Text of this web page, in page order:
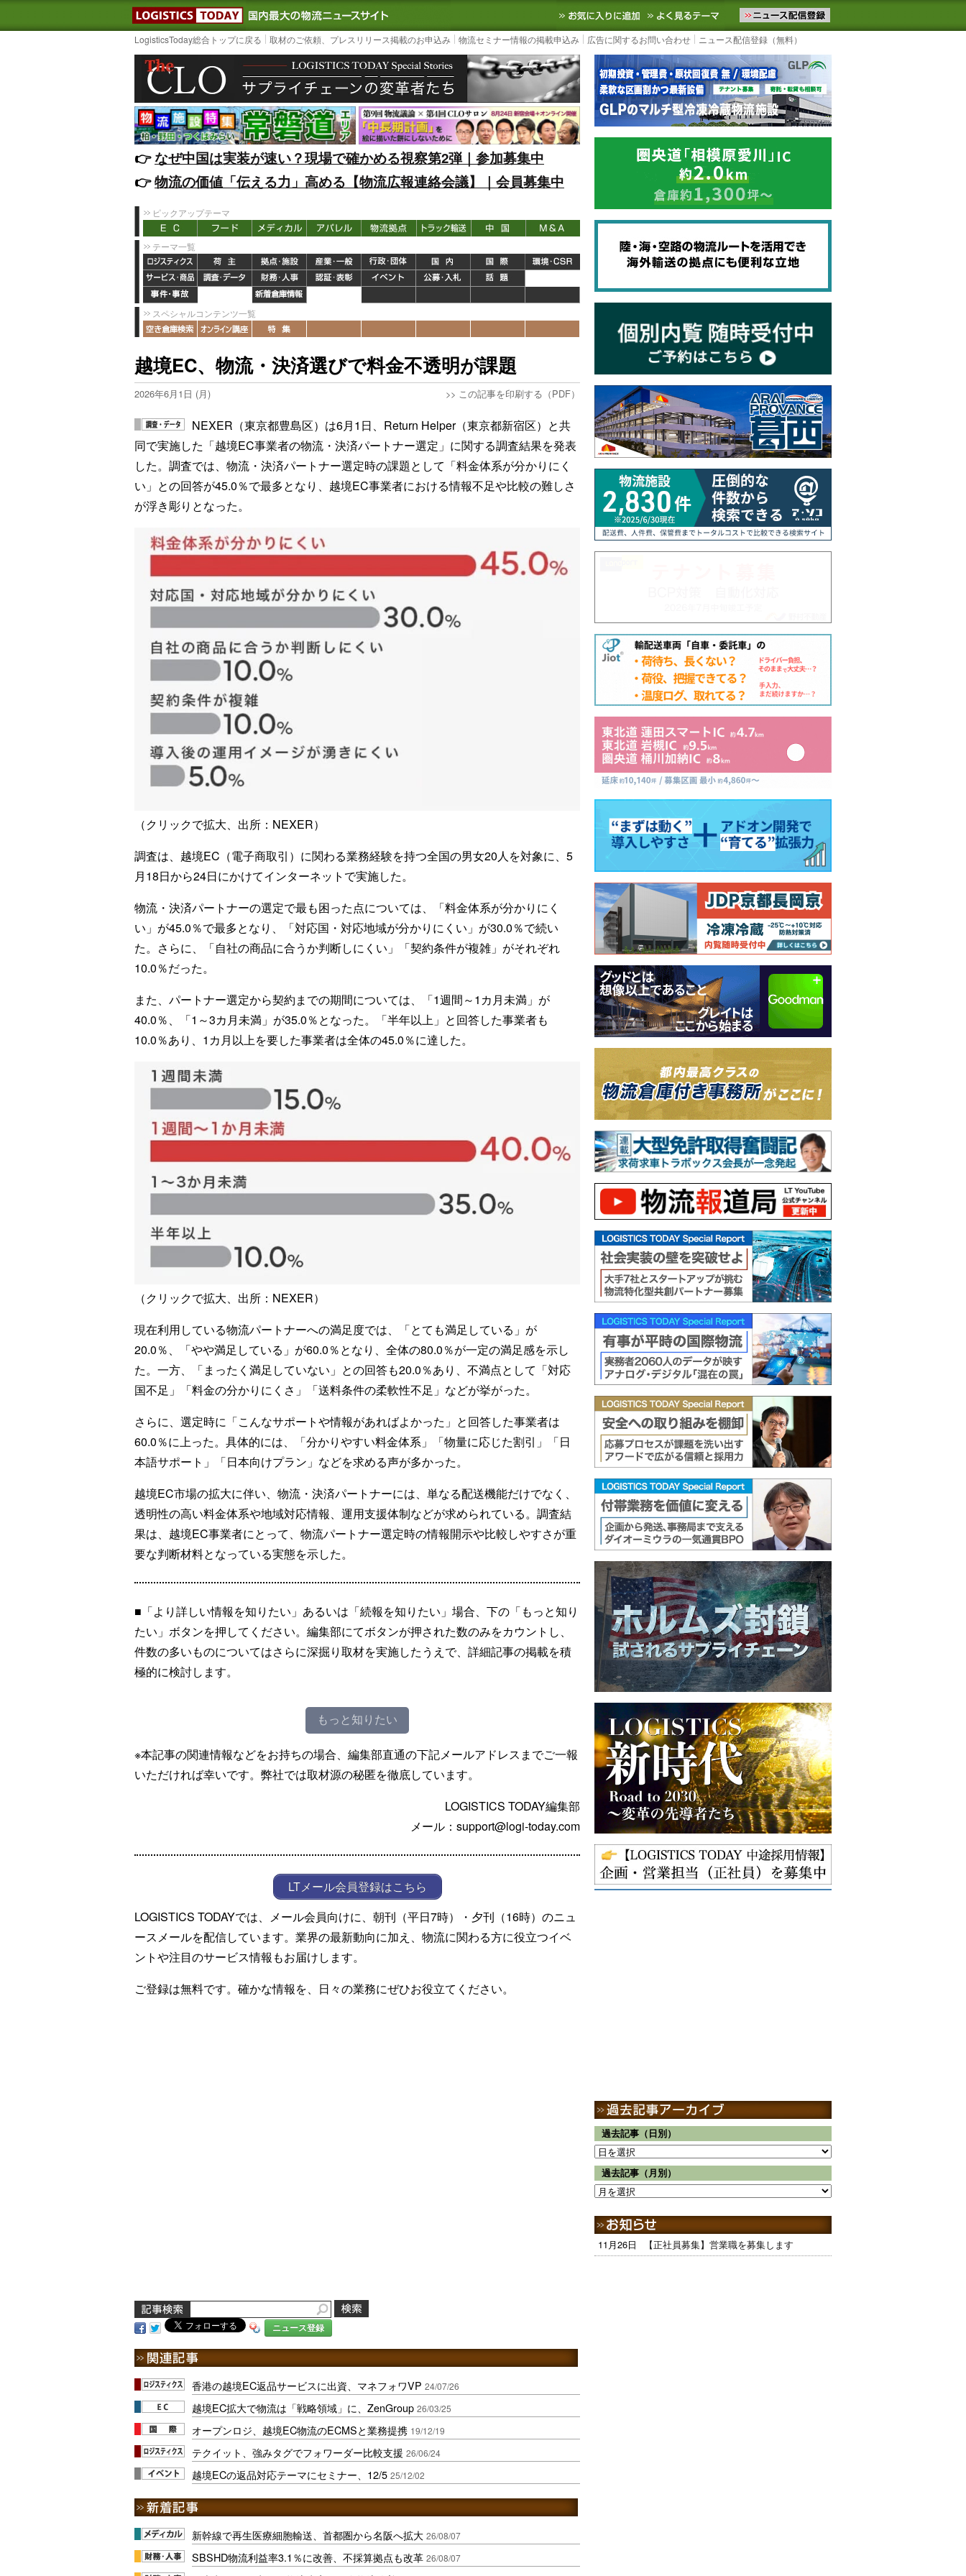
LOGISTICS TODAY｜国内最大の物流ニュースサイト3PL, SCMなど国内外の最新の物流ニュースをお届けします。物流ニュースメール配信を登録す
お気に入りに追加 よく見るテーマ
LogisticsToday総合トップに戻る 取材のご依頼、プレスリリース掲載のお申込み 物流セミナー情報の掲載申込み 広告に関するお問い合わせ ニュース配信登録（無料）
👉️なぜ中国は実装が速い？現場で確かめる視察第2弾｜参加募集中
👉️物流の価値「伝える力」高める【物流広報連絡会議】｜会員募集中
ピックアップテーマ
テーマ一覧
スペシャルコンテンツ一覧
越境EC、物流・決済選びで料金不透明が課題
2026年6月1日 (月) >> この記事を印刷する（PDF）
NEXER（東京都豊島区）は6月1日、Return Helper（東京都新宿区）と共
同で実施した「越境EC事業者の物流・決済パートナー選定」に関する調査結果を発表
した。調査では、物流・決済パートナー選定時の課題として「料金体系が分かりにく
い」との回答が45.0％で最多となり、越境EC事業者における情報不足や比較の難しさ
が浮き彫りとなった。
（クリックで拡大、出所：NEXER）
調査は、越境EC（電子商取引）に関わる業務経験を持つ全国の男女20人を対象に、5
月18日から24日にかけてインターネットで実施した。
物流・決済パートナーの選定で最も困った点については、「料金体系が分かりにく
い」が45.0％で最多となり、「対応国・対応地域が分かりにくい」が30.0％で続い
た。さらに、「自社の商品に合うか判断しにくい」「契約条件が複雑」がそれぞれ
10.0％だった。
また、パートナー選定から契約までの期間については、「1週間～1カ月未満」が
40.0％、「1～3カ月未満」が35.0％となった。「半年以上」と回答した事業者も
10.0％あり、1カ月以上を要した事業者は全体の45.0％に達した。
（クリックで拡大、出所：NEXER）
現在利用している物流パートナーへの満足度では、「とても満足している」が
20.0％、「やや満足している」が60.0％となり、全体の80.0％が一定の満足感を示し
た。一方、「まったく満足していない」との回答も20.0％あり、不満点として「対応
国不足」「料金の分かりにくさ」「送料条件の柔軟性不足」などが挙がった。
さらに、選定時に「こんなサポートや情報があればよかった」と回答した事業者は
60.0％に上った。具体的には、「分かりやすい料金体系」「物量に応じた割引」「日
本語サポート」「日本向けプラン」などを求める声が多かった。
越境EC市場の拡大に伴い、物流・決済パートナーには、単なる配送機能だけでなく、
透明性の高い料金体系や地域対応情報、運用支援体制などが求められている。調査結
果は、越境EC事業者にとって、物流パートナー選定時の情報開示や比較しやすさが重
要な判断材料となっている実態を示した。
■「より詳しい情報を知りたい」あるいは「続報を知りたい」場合、下の「もっと知り
たい」ボタンを押してください。編集部にてボタンが押された数のみをカウントし、
件数の多いものについてはさらに深掘り取材を実施したうえで、詳細記事の掲載を積
極的に検討します。
もっと知りたい
※本記事の関連情報などをお持ちの場合、編集部直通の下記メールアドレスまでご一報
いただければ幸いです。弊社では取材源の秘匿を徹底しています。
LOGISTICS TODAY編集部
メール：support@logi-today.com
LTメール会員登録はこちら
LOGISTICS TODAYでは、メール会員向けに、朝刊（平日7時）・夕刊（16時）のニュ
ースメールを配信しています。業界の最新動向に加え、物流に関わる方に役立つイベ
ントや注目のサービス情報もお届けします。
ご登録は無料です。確かな情報を、日々の業務にぜひお役立てください。
ニュース登録
香港の越境EC返品サービスに出資、マネフォワVP 24/07/26
越境EC拡大で物流は「戦略領域」に、ZenGroup 26/03/25
オープンロジ、越境EC物流のECMSと業務提携 19/12/19
テクイット、強みタグでフォワーダー比較支援 26/06/24
越境ECの返品対応テーマにセミナー、12/5 25/12/02
新幹線で再生医療細胞輸送、首都圏から名阪へ拡大 26/08/07
SBSHD物流利益率3.1％に改善、不採算拠点も改革 26/08/07
過去記事（日別）
過去記事（月別）
11月26日 【正社員募集】営業職を募集します